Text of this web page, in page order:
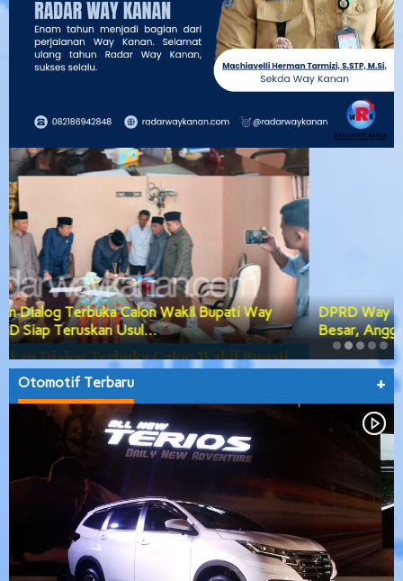
DPRD Way Kanan Gerak Cepat Bahas Tiga Agenda
Besar, Anggaran Daerah hingga Prose…
Otomotif Terbaru +